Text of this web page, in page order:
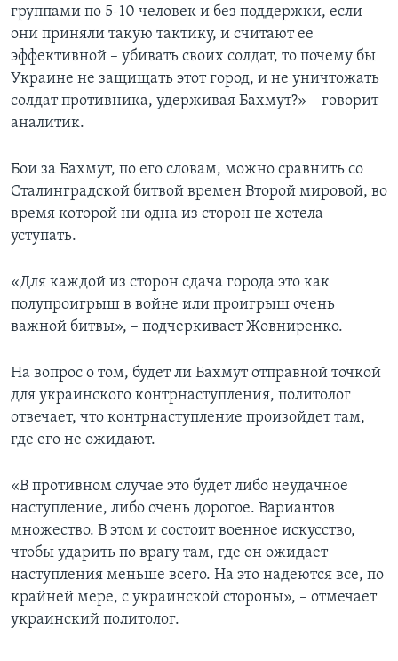
группами по 5-10 человек и без поддержки, если
они приняли такую тактику, и считают ее
эффективной – убивать своих солдат, то почему бы
Украине не защищать этот город, и не уничтожать
солдат противника, удерживая Бахмут?» – говорит
аналитик.
Бои за Бахмут, по его словам, можно сравнить со
Сталинградской битвой времен Второй мировой, во
время которой ни одна из сторон не хотела
уступать.
«Для каждой из сторон сдача города это как
полупроигрыш в войне или проигрыш очень
важной битвы», – подчеркивает Жовниренко.
На вопрос о том, будет ли Бахмут отправной точкой
для украинского контрнаступления, политолог
отвечает, что контрнаступление произойдет там,
где его не ожидают.
«В противном случае это будет либо неудачное
наступление, либо очень дорогое. Вариантов
множество. В этом и состоит военное искусство,
чтобы ударить по врагу там, где он ожидает
наступления меньше всего. На это надеются все, по
крайней мере, с украинской стороны», – отмечает
украинский политолог.